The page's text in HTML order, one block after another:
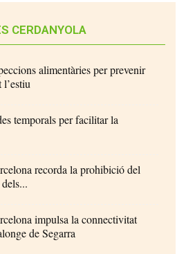
CERDANYOLA
alimentàries per prevenir
temporals per facilitar la
recorda la prohibició del
impulsa la connectivitat
de Segarra